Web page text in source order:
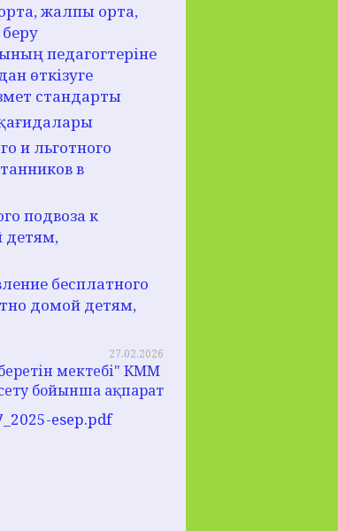
жалпы орта,
педагогтеріне
өткізуге
стандарты
и льготного
в
подвоза к
детям,
бесплатного
домой детям,
27.02.2026
мектебі" КММ
бойынша ақпарат
esep.pdf